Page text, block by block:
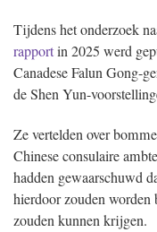
Tijdens het onderzoek
rapportin 2025 werd
Canadese Falun Gong-
de Shen Yun-
Ze vertelden over
Chinese consulaire
hadden gewaarschuwd
hierdoor zouden worden
zouden kunnen krijgen.